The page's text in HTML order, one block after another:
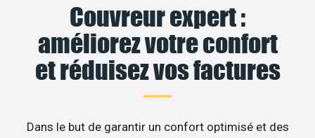
Couvreur expert :
améliorez votre confort
et réduisez vos factures
Dans le but de garantir un confort optimisé et des